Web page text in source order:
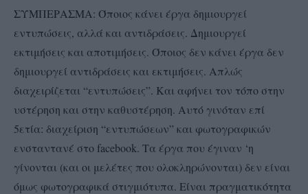
ΣΥΜΠΕΡΑΣΜΑ: Όποιος κάνει έργα δημιουργεί
εντυπώσεις, αλλά και αντιδράσεις. Δημιουργεί
εκτιμήσεις και αποτιμήσεις. Όποιος δεν κάνει έργα δεν
δημιουργεί αντιδράσεις και εκτιμήσεις. Απλώς
διαχειρίζεται “εντυπώσεις”. Και αφήνει τον τόπο στην
υστέρηση και στην καθυστέρηση. Αυτό γινόταν επί
5ετία: διαχείριση “εντυπώσεων” και φωτογραφικών
ενσταντανέ στο facebook. Τα έργα που έγιναν ‘η
γίνονται (και οι μελέτες που ολοκληρώνονται) δεν είναι
όμως φωτογραφικά στιγμιότυπα. Είναι πραγματικότητα